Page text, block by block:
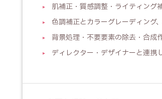
肌補正・質感調整・ライティング
色調補正とカラーグレーディング
背景処理・不要要素の除去・合成
ディレクター・デザイナーと連携